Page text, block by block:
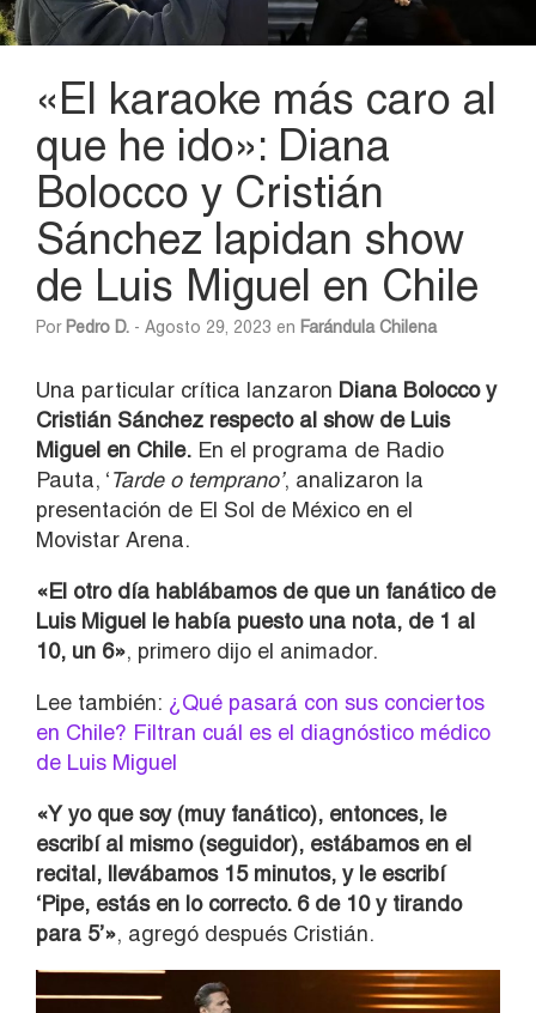
«El karaoke más caro al
que he ido»: Diana
Bolocco y Cristián
Sánchez lapidan show
de Luis Miguel en Chile
Por Pedro D. - Agosto 29, 2023 en Farándula Chilena
Una particular crítica lanzaron Diana Bolocco y
Cristián Sánchez respecto al show de Luis
Miguel en Chile. En el programa de Radio
Pauta, ‘Tarde o temprano’, analizaron la
presentación de El Sol de México en el
Movistar Arena.
«El otro día hablábamos de que un fanático de
Luis Miguel le había puesto una nota, de 1 al
10, un 6», primero dijo el animador.
Lee también: ¿Qué pasará con sus conciertos
en Chile? Filtran cuál es el diagnóstico médico
de Luis Miguel
«Y yo que soy (muy fanático), entonces, le
escribí al mismo (seguidor), estábamos en el
recital, llevábamos 15 minutos, y le escribí
‘Pipe, estás en lo correcto. 6 de 10 y tirando
para 5’», agregó después Cristián.